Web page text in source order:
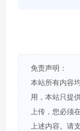
免责声明：
本站所有内容
用，本站只提
上传，您必须
上述内容。请